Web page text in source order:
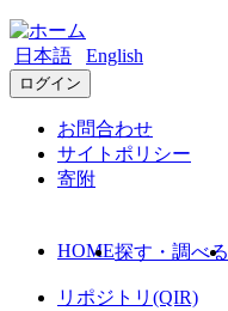
日本語 English
ログイン
お問合わせ
サイトポリシー
寄附
HOME探す・調べる
リポジトリ(QIR)